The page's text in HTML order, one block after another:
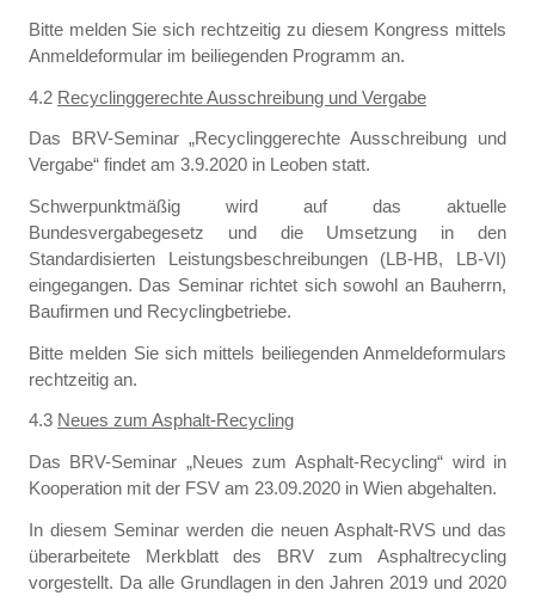
Bitte melden Sie sich rechtzeitig zu diesem Kongress mittels
Anmeldeformular im beiliegenden Programm an.
4.2 Recyclinggerechte Ausschreibung und Vergabe
Das BRV-Seminar „Recyclinggerechte Ausschreibung und
Vergabe“ findet am 3.9.2020 in Leoben statt.
Schwerpunktmäßig wird auf das aktuelle
Bundesvergabegesetz und die Umsetzung in den
Standardisierten Leistungsbeschreibungen (LB-HB, LB-VI)
eingegangen. Das Seminar richtet sich sowohl an Bauherrn,
Baufirmen und Recyclingbetriebe.
Bitte melden Sie sich mittels beiliegenden Anmeldeformulars
rechtzeitig an.
4.3 Neues zum Asphalt-Recycling
Das BRV-Seminar „Neues zum Asphalt-Recycling“ wird in
Kooperation mit der FSV am 23.09.2020 in Wien abgehalten.
In diesem Seminar werden die neuen Asphalt-RVS und das
überarbeitete Merkblatt des BRV zum Asphaltrecycling
vorgestellt. Da alle Grundlagen in den Jahren 2019 und 2020